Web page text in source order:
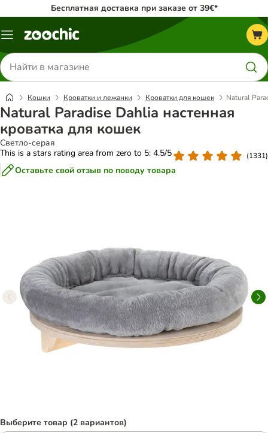
Бесплатная доставка при заказе от 39€*
Каталог
Поиск
товаров
Кошки Кроватки и лежанки Кроватки для кошек Natural
Natural Paradise Dahlia настенная
кроватка для кошек
Светло-серая
This is a stars rating area from zero to 5: 4.5/5
(1331)
Оставьте свой отзыв по поводу товара
Выберите товар (2 вариантов)